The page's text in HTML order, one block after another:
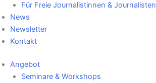
Für Freie Journalistinnen & Journalisten
News
Newsletter
Kontakt
Angebot
Seminare & Workshops